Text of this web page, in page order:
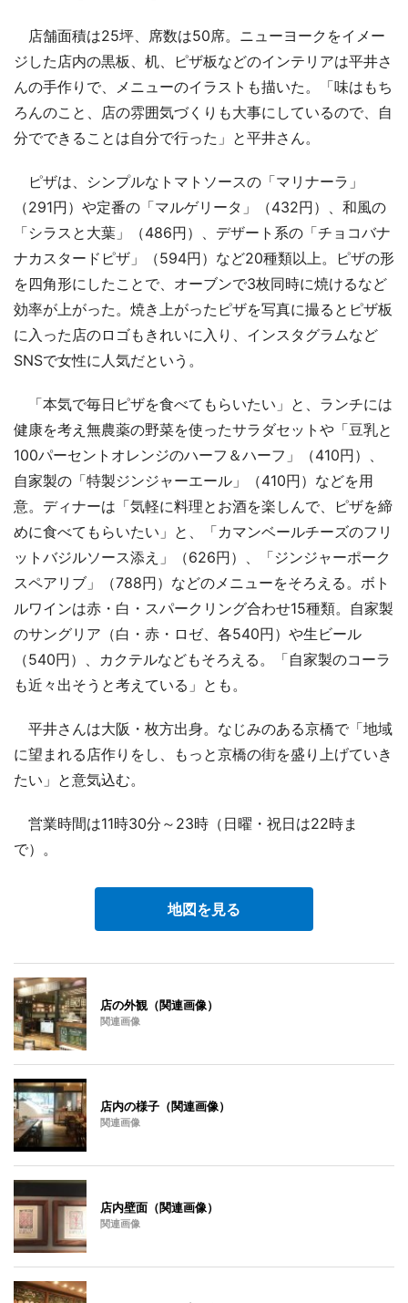
店舗面積は25坪、席数は50席。ニューヨークをイメー
ジした店内の黒板、机、ピザ板などのインテリアは平井さ
んの手作りで、メニューのイラストも描いた。「味はもち
ろんのこと、店の雰囲気づくりも大事にしているので、自
分でできることは自分で行った」と平井さん。
ピザは、シンプルなトマトソースの「マリナーラ」
（291円）や定番の「マルゲリータ」（432円）、和風の
「シラスと大葉」（486円）、デザート系の「チョコバナ
ナカスタードピザ」（594円）など20種類以上。ピザの形
を四角形にしたことで、オーブンで3枚同時に焼けるなど
効率が上がった。焼き上がったピザを写真に撮るとピザ板
に入った店のロゴもきれいに入り、インスタグラムなど
SNSで女性に人気だという。
「本気で毎日ピザを食べてもらいたい」と、ランチには
健康を考え無農薬の野菜を使ったサラダセットや「豆乳と
100パーセントオレンジのハーフ＆ハーフ」（410円）、
自家製の「特製ジンジャーエール」（410円）などを用
意。ディナーは「気軽に料理とお酒を楽しんで、ピザを締
めに食べてもらいたい」と、「カマンベールチーズのフリ
ットバジルソース添え」（626円）、「ジンジャーポーク
スペアリブ」（788円）などのメニューをそろえる。ボト
ルワインは赤・白・スパークリング合わせ15種類。自家製
のサングリア（白・赤・ロゼ、各540円）や生ビール
（540円）、カクテルなどもそろえる。「自家製のコーラ
も近々出そうと考えている」とも。
平井さんは大阪・枚方出身。なじみのある京橋で「地域
に望まれる店作りをし、もっと京橋の街を盛り上げていき
たい」と意気込む。
営業時間は11時30分～23時（日曜・祝日は22時ま
で）。
地図を見る
店の外観（関連画像）
関連画像
店内の様子（関連画像）
関連画像
店内壁面（関連画像）
関連画像